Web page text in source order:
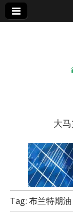
9点
大
Tag: 布兰特期油